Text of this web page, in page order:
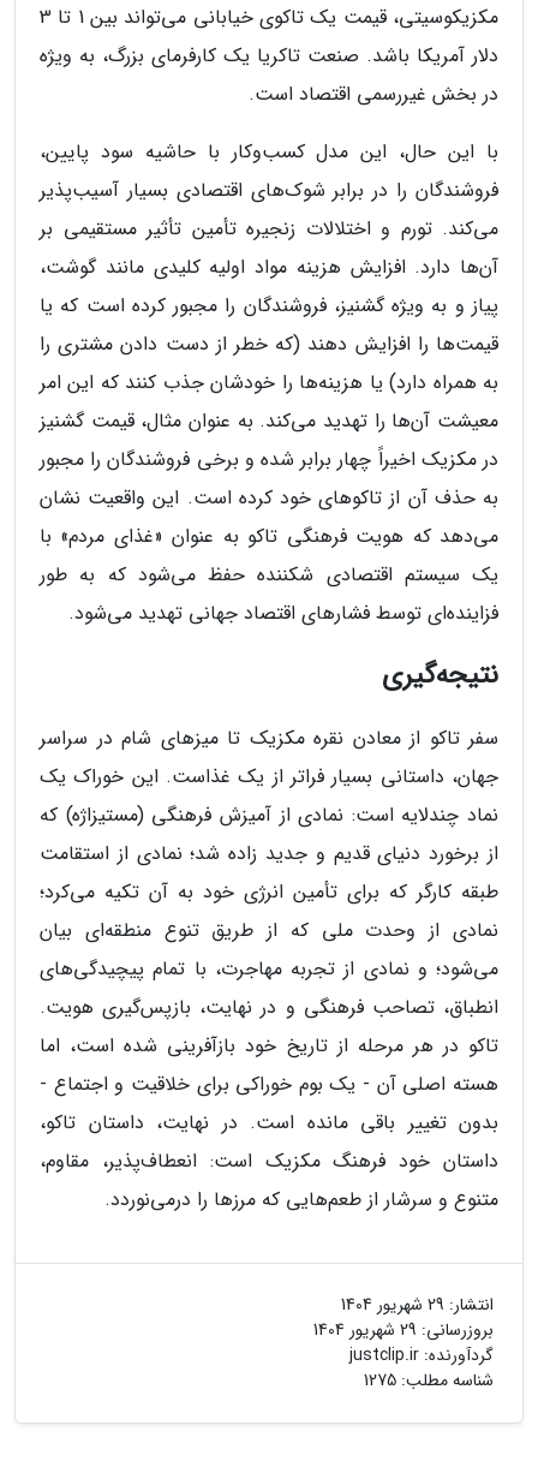
مکزیکوسیتی، قیمت یک تاکوی خیابانی می‌تواند بین 1 تا 3
دلار آمریکا باشد. صنعت تاکریا یک کارفرمای بزرگ، به ویژه
در بخش غیررسمی اقتصاد است.
با این حال، این مدل کسب‌وکار با حاشیه سود پایین،
فروشندگان را در برابر شوک‌های اقتصادی بسیار آسیب‌پذیر
می‌کند. تورم و اختلالات زنجیره تأمین تأثیر مستقیمی بر
آن‌ها دارد. افزایش هزینه مواد اولیه کلیدی مانند گوشت،
پیاز و به ویژه گشنیز، فروشندگان را مجبور کرده است که یا
قیمت‌ها را افزایش دهند (که خطر از دست دادن مشتری را
به همراه دارد) یا هزینه‌ها را خودشان جذب کنند که این امر
معیشت آن‌ها را تهدید می‌کند. به عنوان مثال، قیمت گشنیز
در مکزیک اخیراً چهار برابر شده و برخی فروشندگان را مجبور
به حذف آن از تاکوهای خود کرده است. این واقعیت نشان
می‌دهد که هویت فرهنگی تاکو به عنوان «غذای مردم» با
یک سیستم اقتصادی شکننده حفظ می‌شود که به طور
فزاینده‌ای توسط فشارهای اقتصاد جهانی تهدید می‌شود.
نتیجه‌گیری
سفر تاکو از معادن نقره مکزیک تا میزهای شام در سراسر
جهان، داستانی بسیار فراتر از یک غذاست. این خوراک یک
نماد چندلایه است: نمادی از آمیزش فرهنگی (مستیزاژه) که
از برخورد دنیای قدیم و جدید زاده شد؛ نمادی از استقامت
طبقه کارگر که برای تأمین انرژی خود به آن تکیه می‌کرد؛
نمادی از وحدت ملی که از طریق تنوع منطقه‌ای بیان
می‌شود؛ و نمادی از تجربه مهاجرت، با تمام پیچیدگی‌های
انطباق، تصاحب فرهنگی و در نهایت، بازپس‌گیری هویت.
تاکو در هر مرحله از تاریخ خود بازآفرینی شده است، اما
هسته اصلی آن - یک بوم خوراکی برای خلاقیت و اجتماع -
بدون تغییر باقی مانده است. در نهایت، داستان تاکو،
داستان خود فرهنگ مکزیک است: انعطاف‌پذیر، مقاوم،
متنوع و سرشار از طعم‌هایی که مرزها را درمی‌نوردد.
انتشار: 29 شهریور 1404
بروزرسانی: 29 شهریور 1404
گردآورنده: justclip.ir
شناسه مطلب: 1275